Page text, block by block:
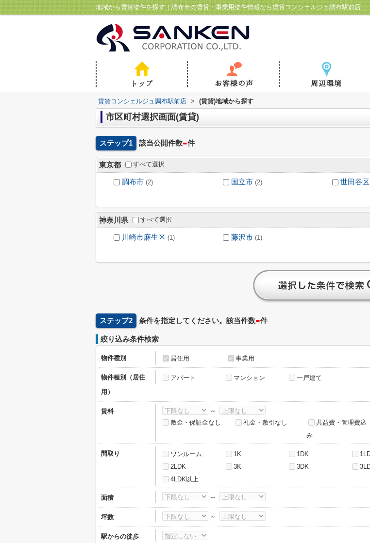
地域から賃貸物件を探す｜調布市の賃貸・事業用物件情報なら賃貸コンシェルジュ調布駅前店
賃貸コンシェルジュ調布駅前店 > (賃貸)地域から探す
市区町村選択画面(賃貸)
ステップ1 該当公開件数-件
東京都 すべて選択
調布市 (2) 国立市 (2) 世田谷区
神奈川県 すべて選択
川崎市麻生区 (1) 藤沢市 (1)
ステップ2 条件を指定してください。該当件数-件
絞り込み条件検索
物件種別 居住用 事業用
物件種別（居住
用）
アパート マンション 一戸建て
賃料
～
敷金・保証金なし
礼金・敷引なし
共益費・管理費込
み
間取り ワンルーム 1K 1DK
2LDK
3K 3DK
4LDK以上
面積 ～
坪数 ～
駅からの徒歩